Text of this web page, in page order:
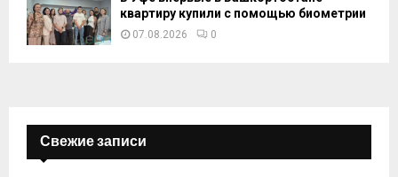
квартиру купили с помощью биометрии
07.08.2026 0
Свежие записи